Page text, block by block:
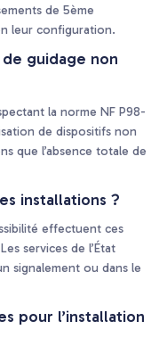
de 5ème
leur configuration.
guidage non
la norme NF P98-
de dispositifs non
que l’absence totale de
installations ?
effectuent ces
services de l’État
signalement ou dans le
pour l’installation